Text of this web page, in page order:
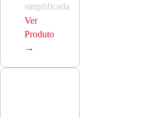
simplificada
Ver
Produto
→